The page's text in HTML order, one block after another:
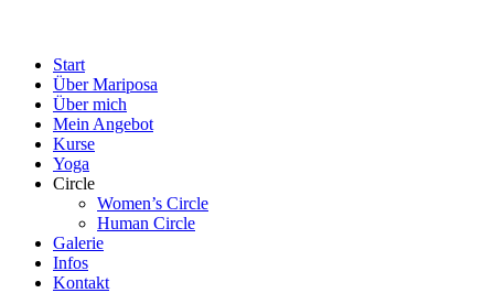
Start
Über Mariposa
Über mich
Mein Angebot
Kurse
Yoga
Circle
Women’s Circle
Human Circle
Galerie
Infos
Kontakt